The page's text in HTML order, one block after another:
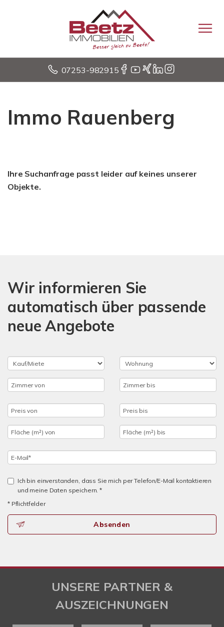
07253-982915
Immo Rauenberg
Ihre Suchanfrage passt leider auf keines unserer
Objekte.
Wir informieren Sie
automatisch über passende
neue Angebote
Ich bin einverstanden, dass Sie mich per Telefon/E-Mail kontaktieren
und meine Daten speichern. *
* Pflichtfelder
Absenden
UNSERE PARTNER &
AUSZEICHNUNGEN